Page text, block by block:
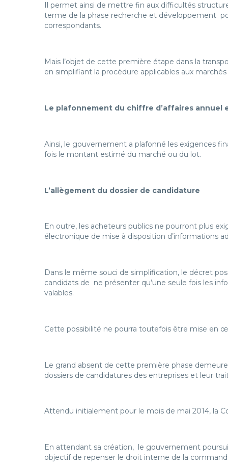
Il permet ainsi de mettre fin aux difficultés
terme de la phase recherche et développement
correspondants.
Mais l’objet de cette première étape dans la
en simplifiant la procédure applicables aux marchés
Le plafonnement du chiffre d’affaires annuel
Ainsi, le gouvernement a plafonné les exigences
fois le montant estimé du marché ou du lot.
L’allègement du dossier de candidature
En outre, les acheteurs publics ne pourront plus
électronique de mise à disposition d’informations
Dans le même souci de simplification, le décret
candidats de ne présenter qu’une seule fois les
valables.
Cette possibilité ne pourra toutefois être mise en
Le grand absent de cette première phase
dossiers de candidatures des entreprises et leur
Attendu initialement pour le mois de mai 2014, la
En attendant sa création, le gouvernement
objectif de repenser le droit interne de la